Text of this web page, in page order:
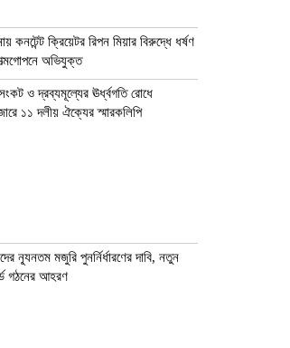
কনটেন্ট ক্রিয়েটর রিপন মিয়ার বিরুদ্ধে ধর্ষণ
অভিযুক্ত
ও দ্রব্যমূল্যের ঊর্ধ্বগতি রোধে
১১ দলীয় ঐক্যের স্মারকলিপি
ন্যূনতম মজুরি পুনর্নির্ধারণের দাবি, নতুন
গঠনের আহরণ